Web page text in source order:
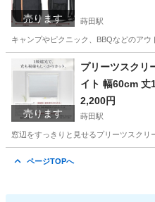
売ります 蒔田駅
キャンプやピクニック、BBQなどのア
神奈川 横浜市 蒔田駅 バッ
売ります
プリーツスクリ
イト 幅60cm 丈
2,200円
蒔田駅
窓辺をすっきりと見せるプリーツスク
ページTOPへ